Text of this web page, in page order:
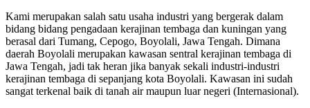
Kami merupakan salah satu usaha industri yang bergerak dalam
bidang bidang pengadaan kerajinan tembaga dan kuningan yang
berasal dari Tumang, Cepogo, Boyolali, Jawa Tengah. Dimana
daerah Boyolali merupakan kawasan sentral kerajinan tembaga di
Jawa Tengah, jadi tak heran jika banyak sekali industri-industri
kerajinan tembaga di sepanjang kota Boyolali. Kawasan ini sudah
sangat terkenal baik di tanah air maupun luar negeri (Internasional).